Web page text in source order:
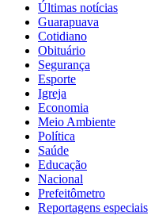
Últimas notícias
Guarapuava
Cotidiano
Obituário
Segurança
Esporte
Igreja
Economia
Meio Ambiente
Política
Saúde
Educação
Nacional
Prefeitômetro
Reportagens especiais